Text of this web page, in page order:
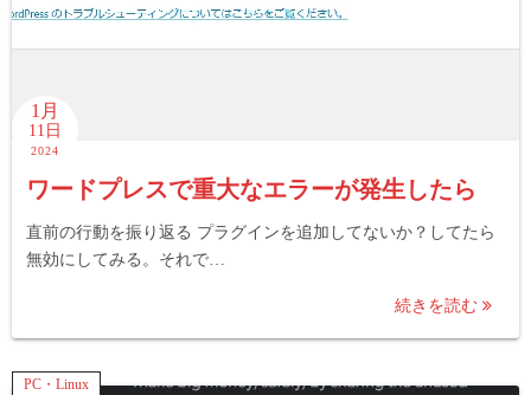
1月
11日
2024
ワードプレスで重大なエラーが発生したら
直前の行動を振り返る プラグインを追加してないか？してたら
無効にしてみる。それで…
続きを読む
PC・Linux